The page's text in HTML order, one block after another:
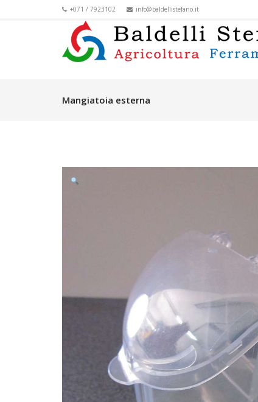
+071 / 7923102 info@baldellistefano.it
Mangiatoia esterna